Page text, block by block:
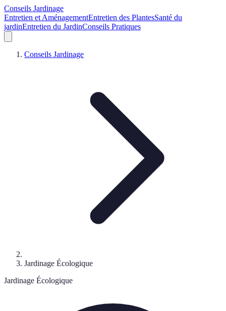
Conseils Jardinage
Entretien et AménagementEntretien des PlantesSanté du
jardinEntretien du JardinConseils Pratiques
Conseils Jardinage
Jardinage Écologique
Jardinage Écologique